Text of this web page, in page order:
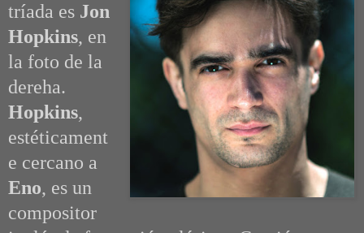
tríada es Jon
Hopkins, en
la foto de la
dereha.
Hopkins,
estéticament
e cercano a
Eno, es un
compositor